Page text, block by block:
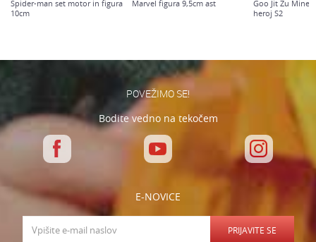
POŠLJI
Spider-man set motor in figura
10cm
Marvel figura 9,5cm ast
Goo Jit Zu
heroj S2
POVEŽIMO SE!
Bodite vedno na tekočem
E-NOVICE
PRIJAVITE SE